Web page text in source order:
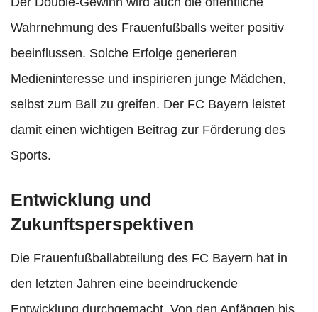
Wahrnehmung des Frauenfußballs weiter positiv
beeinflussen. Solche Erfolge generieren
Medieninteresse und inspirieren junge Mädchen,
selbst zum Ball zu greifen. Der FC Bayern leistet
damit einen wichtigen Beitrag zur Förderung des
Sports.
Entwicklung und
Zukunftsperspektiven
Die Frauenfußballabteilung des FC Bayern hat in
den letzten Jahren eine beeindruckende
Entwicklung durchgemacht. Von den Anfängen bis